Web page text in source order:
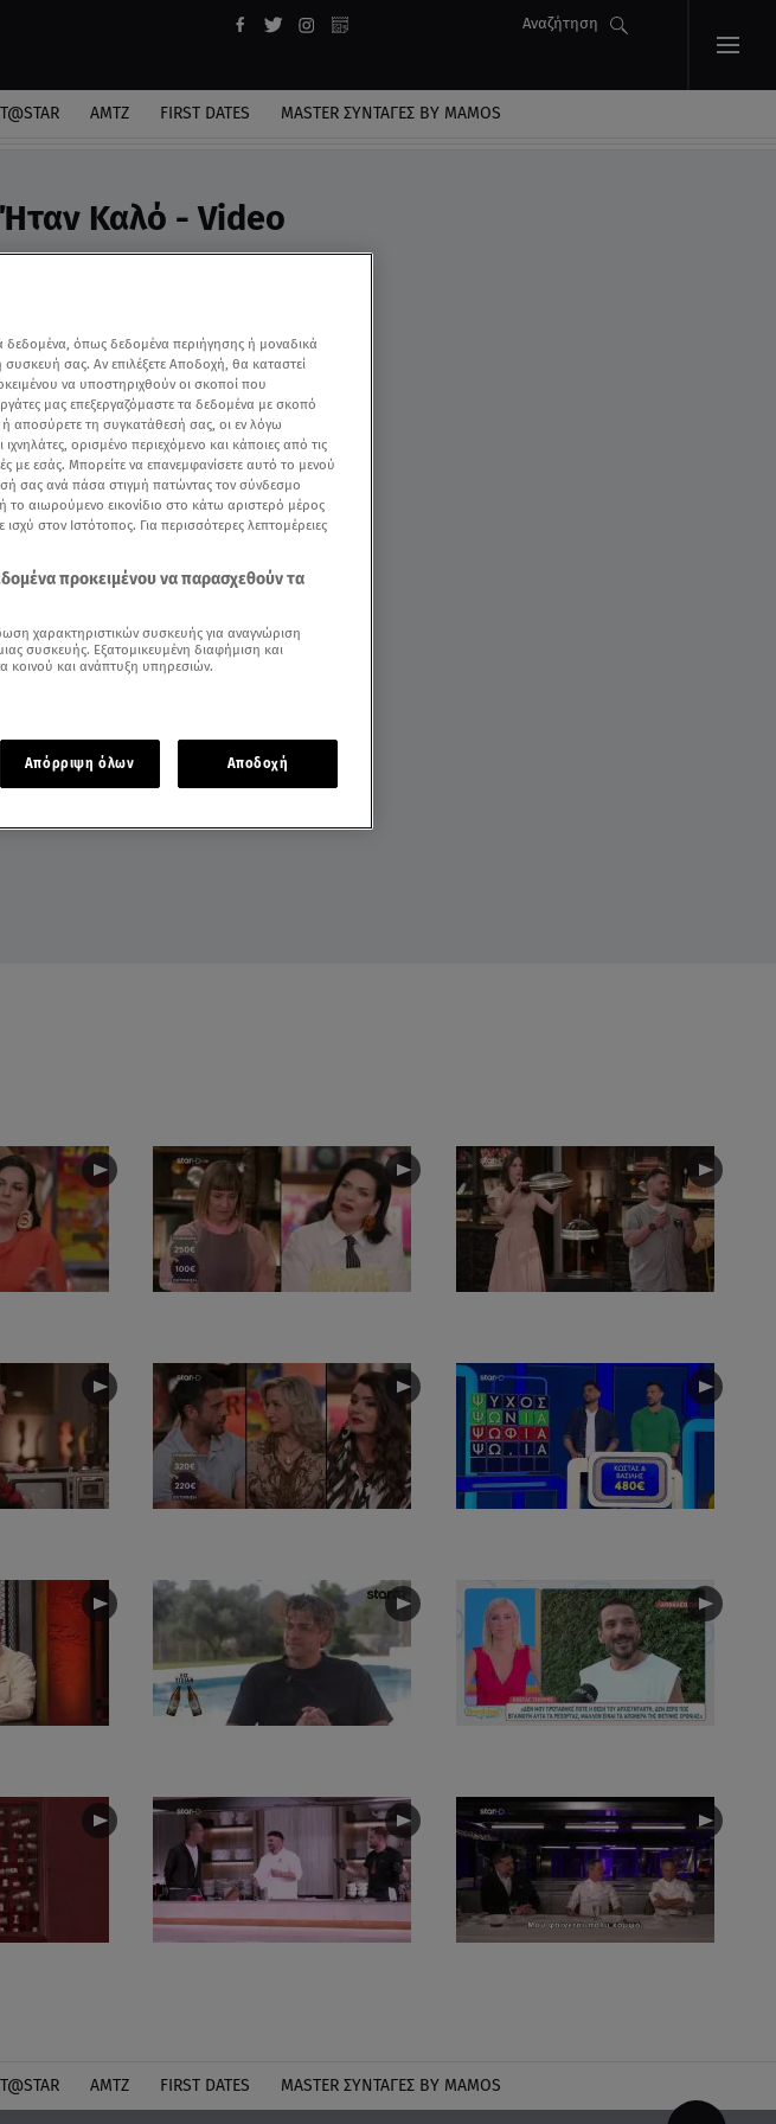
Αναζήτηση
ΑΜΤΖ FIRST DATES MASTER ΣΥΝΤΑΓΈΣ BY MAMOS
Καλό - Video
ΑΜΤΖ FIRST DATES MASTER ΣΥΝΤΑΓΈΣ BY MAMOS
όπως δεδομένα περιήγησης ή μοναδικά
σας. Αν επιλέξετε Αποδοχή, θα καταστεί
να υποστηριχθούν οι σκοποί που
μας επεξεργαζόμαστε τα δεδομένα με σκοπό
αποσύρετε τη συγκατάθεσή σας, οι εν λόγω
ορισμένο περιεχόμενο και κάποιες από τις
με εσάς. Μπορείτε να επανεμφανίσετε αυτό το μενού
σας ανά πάσα στιγμή πατώντας τον σύνδεσμο
το αιωρούμενο εικονίδιο στο κάτω αριστερό μέρος
στον Ιστότοπος. Για περισσότερες λεπτομέρειες
προκειμένου να παρασχεθούν τα
χαρακτηριστικών συσκευής για αναγνώριση
συσκευής. Εξατομικευμένη διαφήμιση και
κοινού και ανάπτυξη υπηρεσιών.
Απόρριψη όλων Αποδοχή